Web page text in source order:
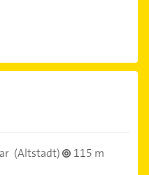
(Altstadt)
115 m